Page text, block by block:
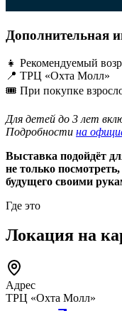
Дополнительная
👧 Рекомендуемый
📍 ТРЦ «Охта Молл»
🎟 При покупке
Для детей до 3 лет
Подробности на
Выставка подойдёт
не только
будущего своими
Где это
Локация на
Адрес
ТРЦ «Охта Молл»